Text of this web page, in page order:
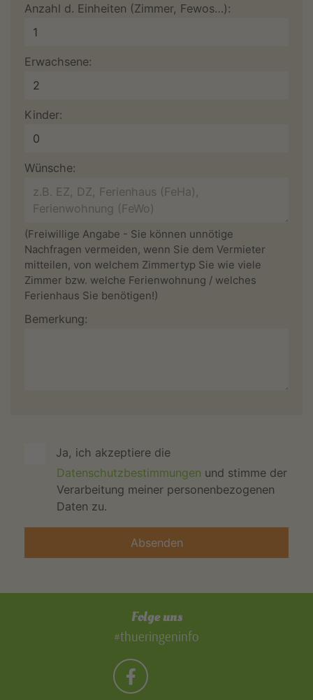
Anzahl d. Einheiten (Zimmer, Fewos…):
Erwachsene:
Kinder:
Wünsche:
(Freiwillige Angabe - Sie können unnötige
Nachfragen vermeiden, wenn Sie dem Vermieter
mitteilen, von welchem Zimmertyp Sie wie viele
Zimmer bzw. welche Ferienwohnung / welches
Ferienhaus Sie benötigen!)
Bemerkung:
Ja, ich akzeptiere die
Datenschutzbestimmungen und stimme der
Verarbeitung meiner personenbezogenen
Daten zu.
Folge uns
#thueringeninfo